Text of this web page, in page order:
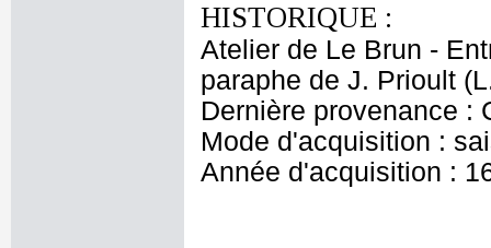
HISTORIQUE :
Atelier de Le Brun -
paraphe de J. Prioult
Dernière provenance :
Mode d'acquisition :
Année d'acquisition :